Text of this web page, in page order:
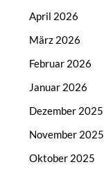
April 2026
März 2026
Februar 2026
Januar 2026
Dezember 2025
November 2025
Oktober 2025